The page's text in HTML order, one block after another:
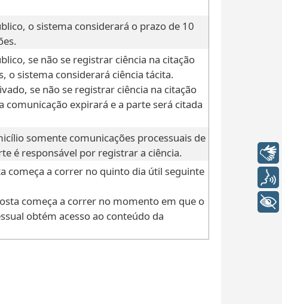
o sistema considerará o prazo de 10
se não se registrar ciência na citação
o sistema considerará ciência tácita.
se não se registrar ciência na citação
expirará e a parte será citada
somente comunicações processuais de
é responsável por registrar a ciência.
começa a correr no quinto dia útil seguinte
começa a correr no momento em que o
obtém acesso ao conteúdo da
+ Acessibilidade